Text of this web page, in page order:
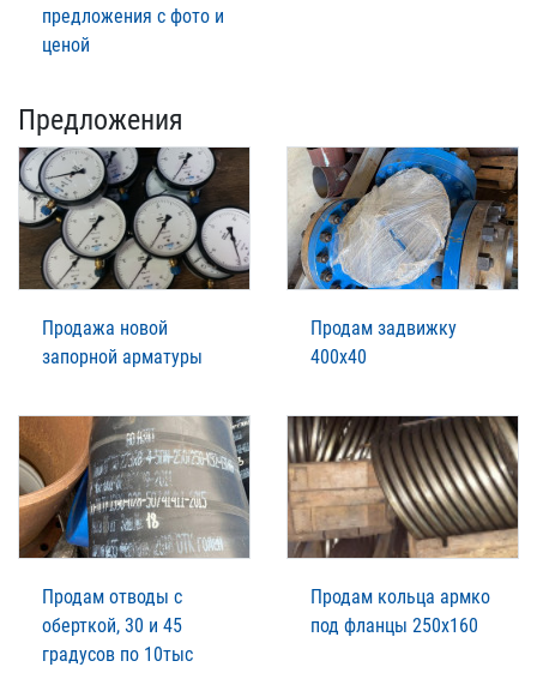
предложения с фото и
ценой
Предложения
Продажа новой
запорной арматуры
Продам задвижку
400х40
Продам отводы с
оберткой, 30 и 45
градусов по 10тыс
Продам кольца армко
под фланцы 250х160